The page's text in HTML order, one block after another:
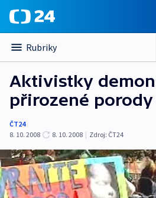
Rubriky
Aktivistky
přirozené porody
ČT24
8. 10. 2008
8. 10. 2008 | Zdroj: ČT24